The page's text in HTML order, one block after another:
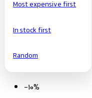
Most expensive first
In stock first
Random
-10%